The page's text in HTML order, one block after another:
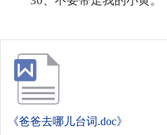
《爸爸去哪儿台词.doc》